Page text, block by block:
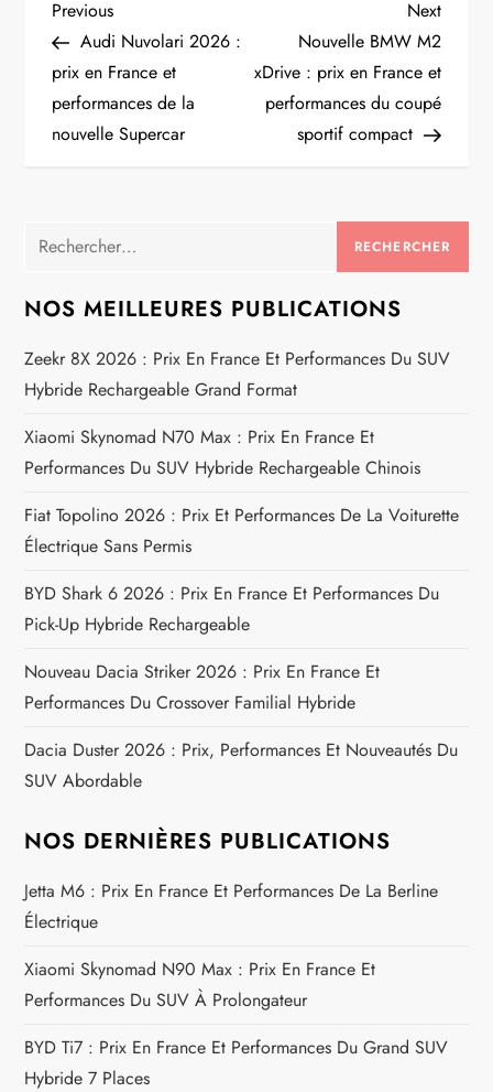
N
a
v
g
t
i
o
n
d
e
l
’
a
r
t
i
c
l
e
Previous
Post
Previous
Audi Nuvolari 2026 :
prix en France et
performances de la
nouvelle Supercar
Next
Post
Next
Nouvelle BMW M2
xDrive : prix en France et
performances du coupé
sportif compact
Rechercher :
NOS MEILLEURES PUBLICATIONS
Zeekr 8X 2026 : Prix En France Et Performances Du SUV
Hybride Rechargeable Grand Format
Xiaomi Skynomad N70 Max : Prix En France Et
Performances Du SUV Hybride Rechargeable Chinois
Fiat Topolino 2026 : Prix Et Performances De La Voiturette
Électrique Sans Permis
BYD Shark 6 2026 : Prix En France Et Performances Du
Pick-Up Hybride Rechargeable
Nouveau Dacia Striker 2026 : Prix En France Et
Performances Du Crossover Familial Hybride
Dacia Duster 2026 : Prix, Performances Et Nouveautés Du
SUV Abordable
NOS DERNIÈRES PUBLICATIONS
Jetta M6 : Prix En France Et Performances De La Berline
Électrique
Xiaomi Skynomad N90 Max : Prix En France Et
Performances Du SUV À Prolongateur
BYD Ti7 : Prix En France Et Performances Du Grand SUV
Hybride 7 Places